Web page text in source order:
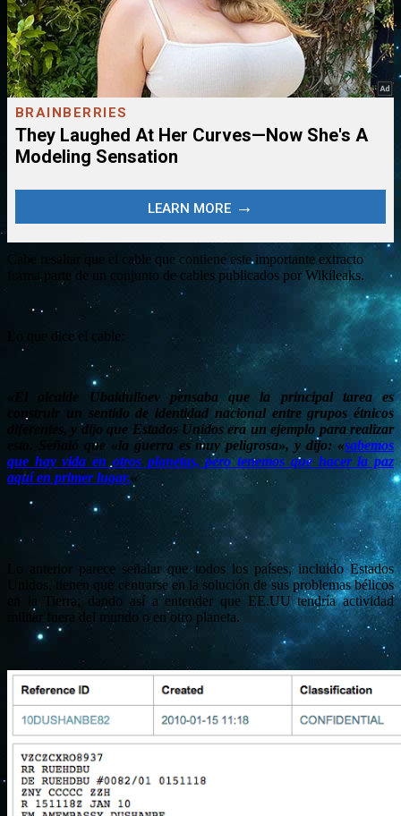
Cabe resaltar que el cable que contiene este importante extracto
forma parte de un conjunto de cables publicados por Wikileaks.
Lo que dice el cable:
«El alcalde Ubaidulloev pensaba que la principal tarea es
construir un sentido de identidad nacional entre grupos étnicos
diferentes, y dijo que Estados Unidos era un ejemplo para realizar
esto. Señaló que «la guerra es muy peligrosa», y dijo: «sabemos
que hay vida en otros planetas, pero tenemos que hacer la paz
aquí en primer lugar.«
Lo anterior parece señalar que todos los países, incluido Estados
Unidos, tienen que centrarse en la solución de sus problemas bélicos
en la Tierra; dando así a entender que EE.UUtendría actividad
militar fuera del mundo o en otro planeta.